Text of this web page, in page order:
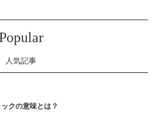
人気記事
クの意味とは？